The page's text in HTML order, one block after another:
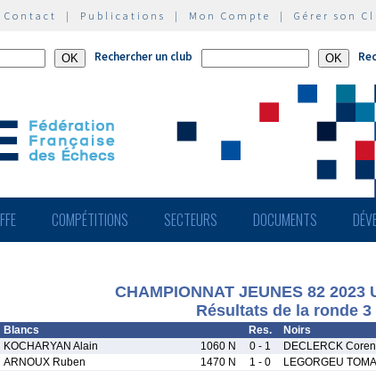
Contact | Publications | Mon Compte | Gérer son
Rechercher un club
FFE COMPÉTITIONS SECTEURS DOCUMENTS
CHAMPIONNAT JEUNES 82 2023
Résultats de la ronde 3
Blancs Res. Noirs
KOCHARYAN Alain 1060 N 0 - 1 DECLERCK
ARNOUX Ruben 1470 N 1 - 0 LEGORGEU